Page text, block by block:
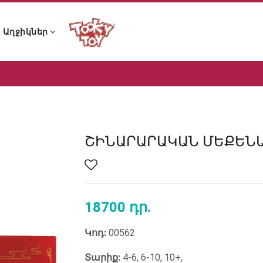
Աղջիկներ
ՇԻՆԱՐԱՐԱԿԱՆ
18700 դր.
Կոդ: 00562
Տարիք: 4-6, 6-10, 10+,